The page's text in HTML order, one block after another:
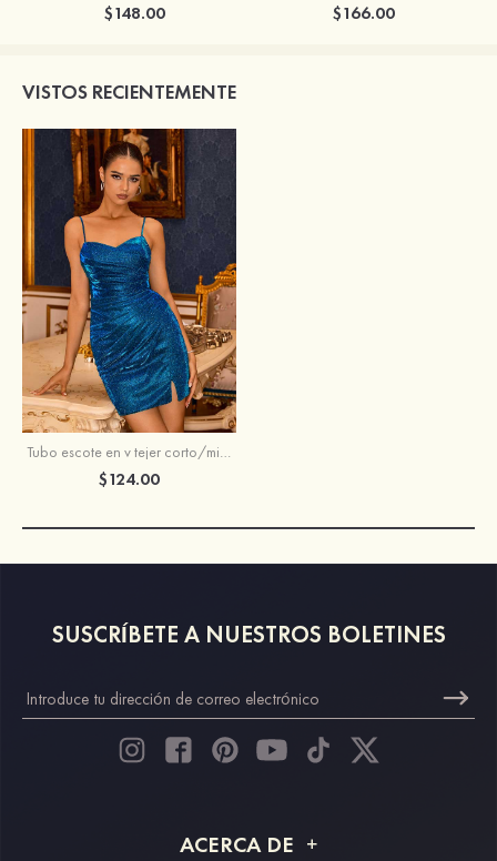
$148.00 $166.00
VISTOS RECIENTEMENTE
$124.00
SUSCRÍBETE A NUESTROS BOLETINES
ACERCA DE